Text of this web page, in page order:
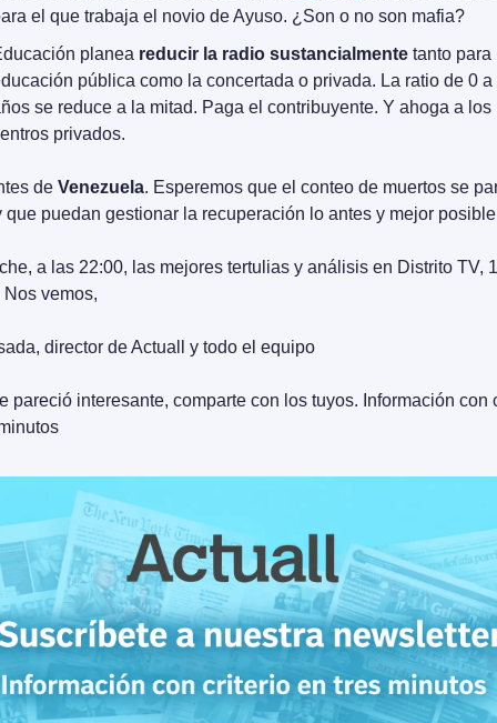
el que trabaja el novio de Ayuso. ¿Son o no son mafia?
planea reducir la radio sustancialmente tanto para
pública como la concertada o privada. La ratio de 0 a
se reduce a la mitad. Paga el contribuyente. Y ahoga a los
privados.
de Venezuela. Esperemos que el conteo de muertos se
que puedan gestionar la recuperación lo antes y mejor
a las 22:00, las mejores tertulias y análisis en Distrito TV,
Nos vemos,
director de Actuall y todo el equipo
pareció interesante, comparte con los tuyos. Información con